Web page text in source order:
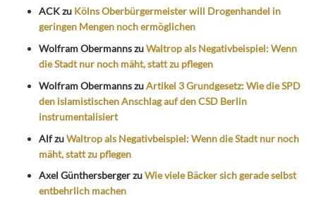
ACKzu Kölns Oberbürgermeister will Drogenhandel in
geringen Mengen noch ermöglichen
Wolfram ObermannszuWaltrop als Negativbeispiel: Wenn
die Stadt nur noch mäht, statt zu pflegen
Wolfram ObermannszuArtikel 3 Grundgesetz: Wie die SPD
den islamistischen Anschlag auf den CSD Berlin
instrumentalisiert
AlfzuWaltrop als Negativbeispiel: Wenn die Stadt nur noch
mäht, statt zu pflegen
Axel GünthersbergerzuWie viele Bäcker sich gerade selbst
entbehrlich machen